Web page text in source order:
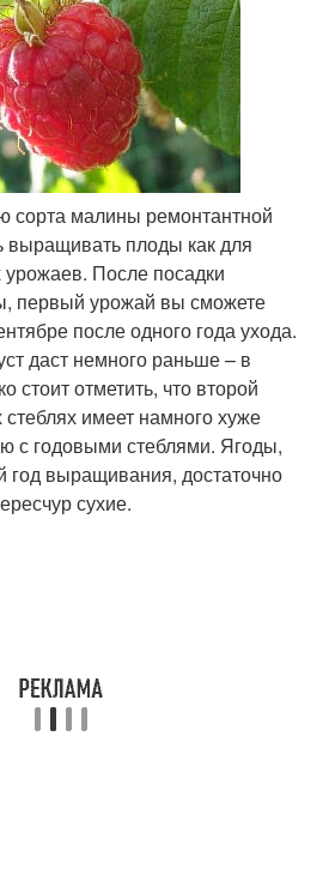
сорта малины ремонтантной
выращивать плоды как для
урожаев. После посадки
первый урожай вы сможете
после одного года ухода.
даст немного раньше – в
стоит отметить, что второй
имеет намного хуже
с годовыми стеблями. Ягоды,
год выращивания, достаточно
сухие.